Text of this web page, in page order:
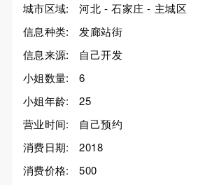
城市区域:
河北 - 石家庄 - 主城区
信息种类:
发廊站街
信息来源:
自己开发
小姐数量:
6
小姐年龄:
25
营业时间:
自己预约
消费日期:
2018
消费价格:
500